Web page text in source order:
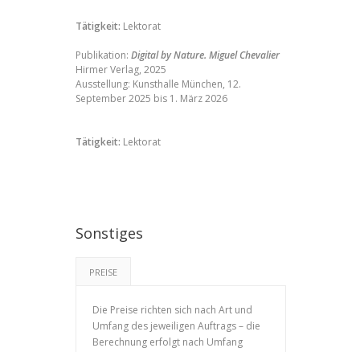
Tätigkeit: Lektorat
Publikation: Digital by Nature. Miguel Chevalier
Hirmer Verlag, 2025
Ausstellung: Kunsthalle München, 12.
September 2025 bis 1. März 2026
Tätigkeit: Lektorat
Sonstiges
PREISE
Die Preise richten sich nach Art und
Umfang des jeweiligen Auftrags – die
Berechnung erfolgt nach Umfang